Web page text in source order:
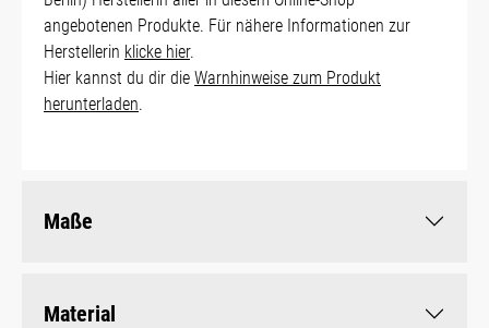
angebotenen Produkte. Für nähere Informationen zur
Herstellerin klicke hier.
Hier kannst du dir die Warnhinweise zum Produkt
herunterladen.
Maße
Material